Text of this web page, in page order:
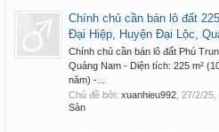
Chính chủ cần bán lô đất
Đại Hiệp, Huyện Đại Lộc,
Chính chủ cần bán lô đất Phú
Quảng Nam - Diện tích: 225 m²
năm) -...
Chủ đề bởi: xuanhieu992 27/2/25
Sản